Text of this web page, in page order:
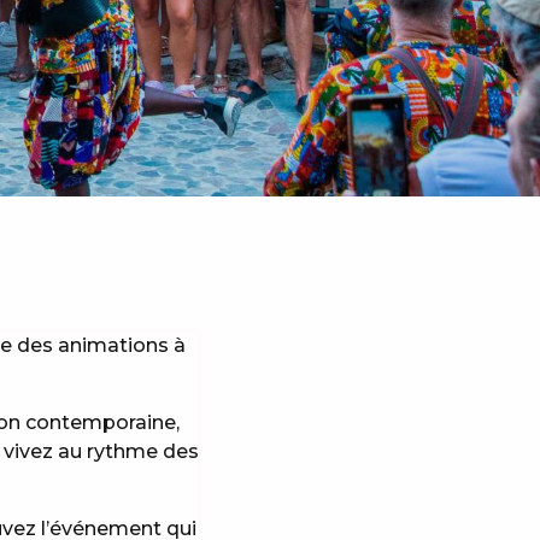
des animations à
contemporaine,
au rythme des
l’événement qui